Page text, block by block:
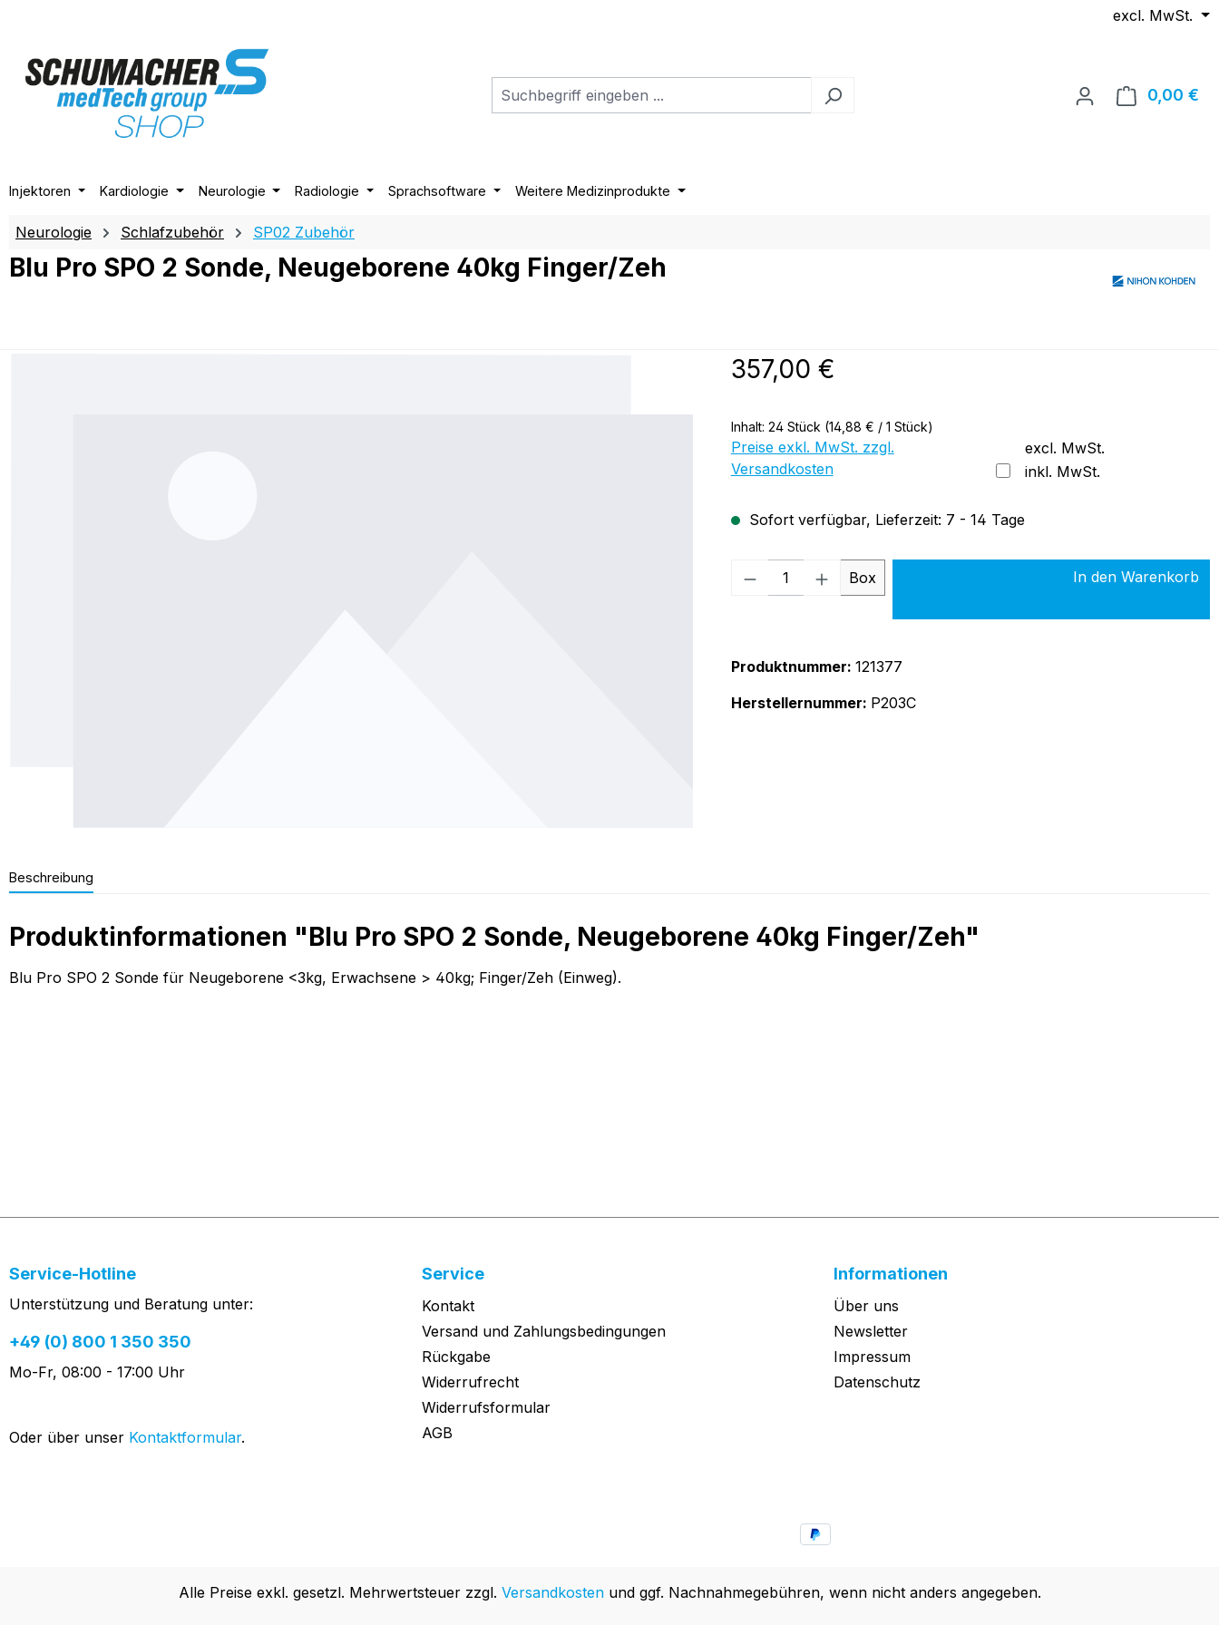
excl. MwSt.
0,00 €
Injektoren Kardiologie Neurologie Radiologie Sprachsoftware Weitere Medizinprodukte
Neurologie Schlafzubehör SP02 Zubehör
Blu Pro SPO 2 Sonde, Neugeborene 40kg Finger/Zeh
Regulärer Preis:
357,00 €
Inhalt: 24 Stück (14,88 € / 1 Stück)
Preise exkl. MwSt. zzgl.
Versandkosten
excl. MwSt.
inkl. MwSt.
Sofort verfügbar, Lieferzeit: 7 - 14 Tage
Produkt Anzahl: Gib den gewünschten Wert
Box In den Warenkorb
Produktnummer: 121377
Herstellernummer: P203C
Beschreibung
Produktinformationen "Blu Pro SPO 2 Sonde, Neugeborene 40kg Finger/Zeh"
Blu Pro SPO 2 Sonde für Neugeborene <3kg, Erwachsene > 40kg; Finger/Zeh (Einweg).
Service-Hotline
Unterstützung und Beratung unter:
+49 (0) 800 1 350 350
Mo-Fr, 08:00 - 17:00 Uhr
Oder über unser Kontaktformular.
Service
Kontakt
Versand und Zahlungsbedingungen
Rückgabe
Widerrufrecht
Widerrufsformular
AGB
Informationen
Über uns
Newsletter
Impressum
Datenschutz
Alle Preise exkl. gesetzl. Mehrwertsteuer zzgl. Versandkostenund ggf. Nachnahmegebühren, wenn nicht anders angegeben.